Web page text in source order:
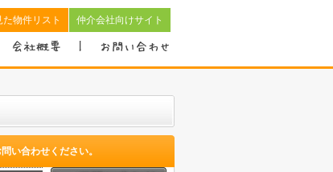
た物件リスト 仲介会社向けサイト
い合わせください。